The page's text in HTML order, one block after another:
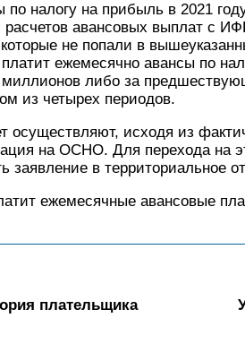
по налогу на прибыль в 2021
расчетов авансовых выплат с
не попали в
ежемесячно авансы по
либо за
из четырех периодов.
осуществляют, исходя из
на ОСНО. Для перехода на
заявление в территориальное
ежемесячные авансовые
плательщика